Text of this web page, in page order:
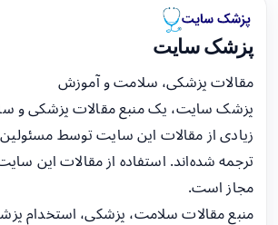
پزشک سایت
مقالات پزشکی، سلامت و آموزش
پزشک سایت، یک منبع مقالات پزشکی
زیادی از مقالات این سایت توسط
ترجمه شده‌اند. استفاده از مقالات این
مجاز است.
منبع مقالات سلامت، پزشکی، استخدام